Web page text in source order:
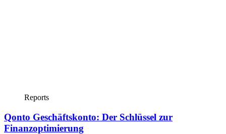
Reports
Qonto Geschäftskonto: Der Schlüssel zur
Finanzoptimierung